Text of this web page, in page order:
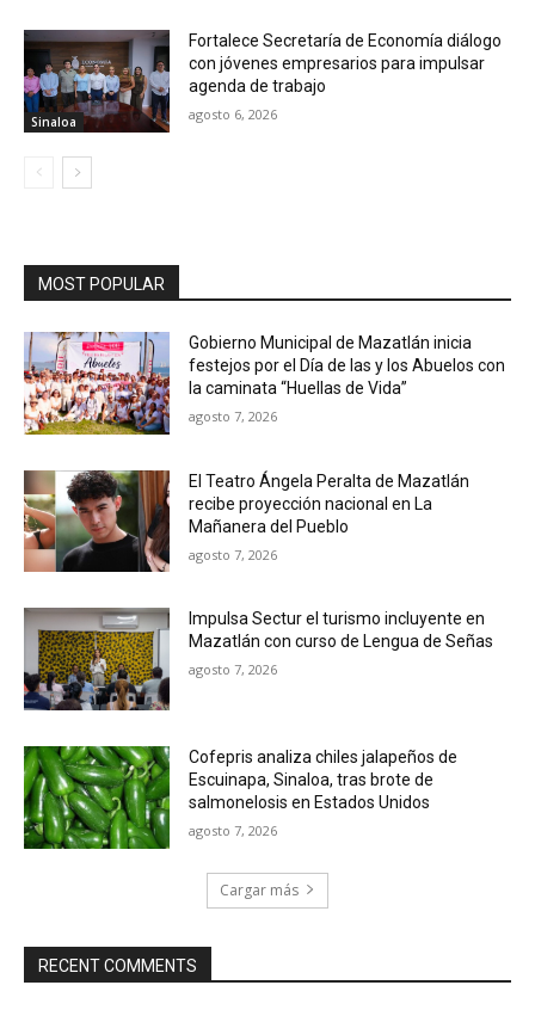
Sinaloa
Fortalece Secretaría de Economía diálogo
con jóvenes empresarios para impulsar
agenda de trabajo
agosto 6, 2026
MOST POPULAR
Gobierno Municipal de Mazatlán inicia
festejos por el Día de las y los Abuelos con
la caminata “Huellas de Vida”
agosto 7, 2026
El Teatro Ángela Peralta de Mazatlán
recibe proyección nacional en La
Mañanera del Pueblo
agosto 7, 2026
Impulsa Sectur el turismo incluyente en
Mazatlán con curso de Lengua de Señas
agosto 7, 2026
Cofepris analiza chiles jalapeños de
Escuinapa, Sinaloa, tras brote de
salmonelosis en Estados Unidos
agosto 7, 2026
Cargar más
RECENT COMMENTS